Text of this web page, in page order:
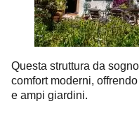
Questa struttura da
comfort moderni,
e ampi giardini.